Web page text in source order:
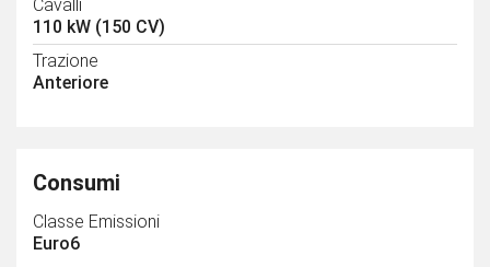
Cavalli
110 kW (150 CV)
Trazione
Anteriore
Consumi
Classe Emissioni
Euro6